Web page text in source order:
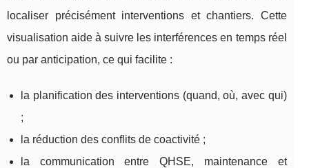
localiser précisément interventions et chantiers. Cette
visualisation aide à suivre les interférences en temps réel
ou par anticipation, ce qui facilite :
la planification des interventions (quand, où, avec qui)
;
la réduction des conflits de coactivité ;
la communication entre QHSE, maintenance et